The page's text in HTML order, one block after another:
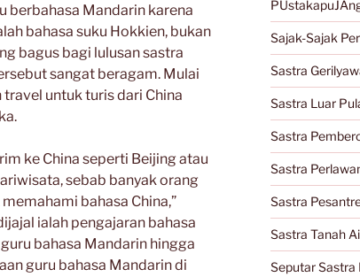
berbahasa Mandarin karena
bahasa suku Hokkien, bukan
bagus bagi lulusan sastra
sangat beragam. Mulai
untuk turis dari China
ke China seperti Beijing atau
sebab banyak orang
bahasa China,”
ialah pengajaran bahasa
bahasa Mandarin hingga
guru bahasa Mandarin di
Sajak-Sajak
Sastra
Sastra Luar
Sastra
Sastra
Sastra
Sastra Tanah
Seputar Sastra